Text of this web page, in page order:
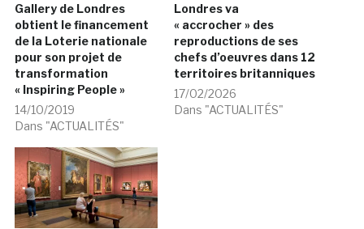
Gallery de Londres
obtient le financement
de la Loterie nationale
pour son projet de
transformation
« Inspiring People »
14/10/2019
Dans "ACTUALITÉS"
Londres va
« accrocher » des
reproductions de ses
chefs d’oeuvres dans 12
territoires britanniques
17/02/2026
Dans "ACTUALITÉS"